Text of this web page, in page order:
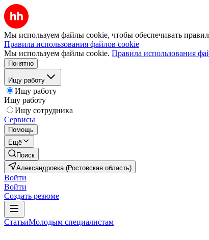
Мы используем файлы cookie, чтобы обеспечивать
Правила использования файлов cookie
Мы используем файлы cookie. Правила использования
Понятно
Ищу работу
Ищу работу
Ищу работу
Ищу сотрудника
Сервисы
Помощь
Ещё
Поиск
Александровка (Ростовская область)
Войти
Войти
Создать резюме
СтатьиМолодым специалистам